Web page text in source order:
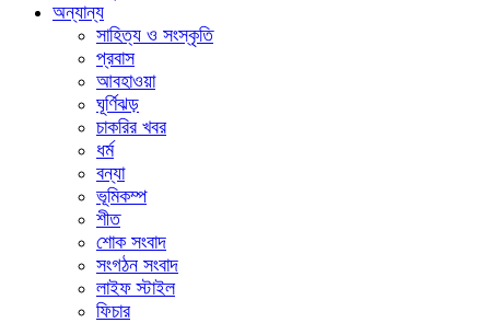
অন্যান্য
সাহিত্য ও সংস্কৃতি
প্রবাস
আবহাওয়া
ঘূর্ণিঝড়
চাকরির খবর
ধর্ম
বন্যা
ভূমিকম্প
শীত
শোক সংবাদ
সংগঠন সংবাদ
লাইফ স্টাইল
ফিচার